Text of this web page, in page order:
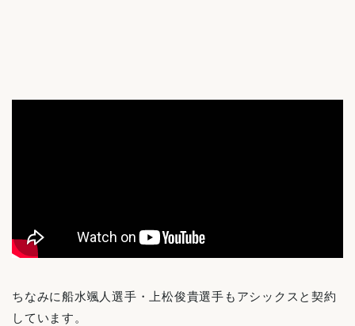
ちなみに船水颯人選手・上松俊貴選手もアシックスと契約
しています。